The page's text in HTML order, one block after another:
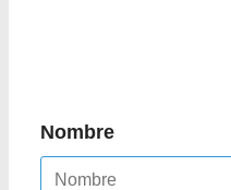
Nombre